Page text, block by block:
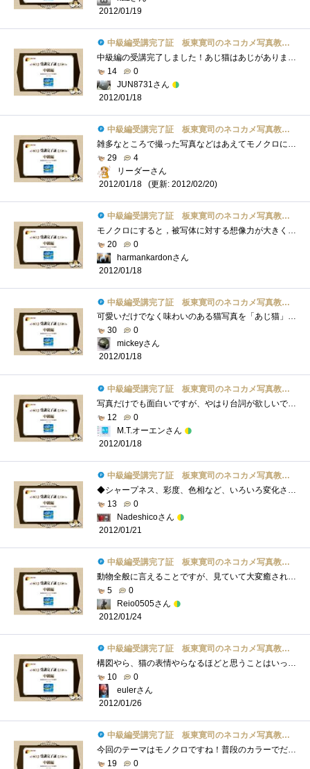
2012/01/19
中級編受講完了証 板東寛司のネコカメ写真教室パート2
中級編の受講完了しました！あじ猫はあじがありましたね！可愛い＆お茶目。モノクロ写真にも独特の味がありますよね。「静けさ」や「物悲し�...
14
0
JUN8731さん
2012/01/18
中級編受講完了証 板東寛司のネコカメ写真教室パート2
雑多なところで撮った写真などはあえてモノクロにしたほうが被写体を目立たせることができますね、的な感じですかね。言わんとすることはわ�...
29
4
リーダーさん
2012/01/18
(更新: 2012/02/20)
中級編受講完了証 板東寛司のネコカメ写真教室パート2
モノクロにすると，被写体に対する想像力が大きくなるので，表現力を問われてしまいます．でも，あえてネコでモノクロなのですね．事前にカ�...
20
0
harmankardonさん
2012/01/18
中級編受講完了証 板東寛司のネコカメ写真教室パート2
可愛いだけでなく味わいのある猫写真を「あじ猫」というのですね。初めて知りました（＾＾）今回は、あじ猫の撮影と白黒写真の加工、PSE10を使...
30
0
mickeyさん
2012/01/18
中級編受講完了証 板東寛司のネコカメ写真教室パート2
写真だけでも面白いですが、やはり台詞が欲しいです。台詞によってはそんなに面白くない写真でも面白く見えてくる…かもしれません。という�...
12
0
M.T.オーエンさん
2012/01/18
中級編受講完了証 板東寛司のネコカメ写真教室パート2
◆シャープネス、彩度、色相など、いろいろ変化させていくと、だんだんオリジナルより悪くなっていくことが多く、その都度、名前をつけて保�...
13
0
Nadeshicoさん
2012/01/21
中級編受講完了証 板東寛司のネコカメ写真教室パート2
動物全般に言えることですが、見ていて大変癒されます。飼える動物の中でトップクラスの愛嬌のネコを色々な角度、色々な人の視点、色々なシ�...
5
0
Reio0505さん
2012/01/24
中級編受講完了証 板東寛司のネコカメ写真教室パート2
構図やら、猫の表情やらなるほどと思うことはいっぱいです。さらにモノクロなんてへたっぴ～な私が作ったら味気も何もない仕上がりになりそ�...
10
0
eulerさん
2012/01/26
中級編受講完了証 板東寛司のネコカメ写真教室パート2
今回のテーマはモノクロですね！普段のカラーでだせない味わいがあって素敵です♪ネコさんかわいい！！！ちなみに今回の画像はたまたま通り�...
19
0